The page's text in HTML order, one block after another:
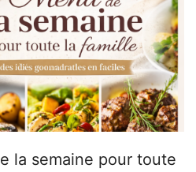
la semaine pour toute